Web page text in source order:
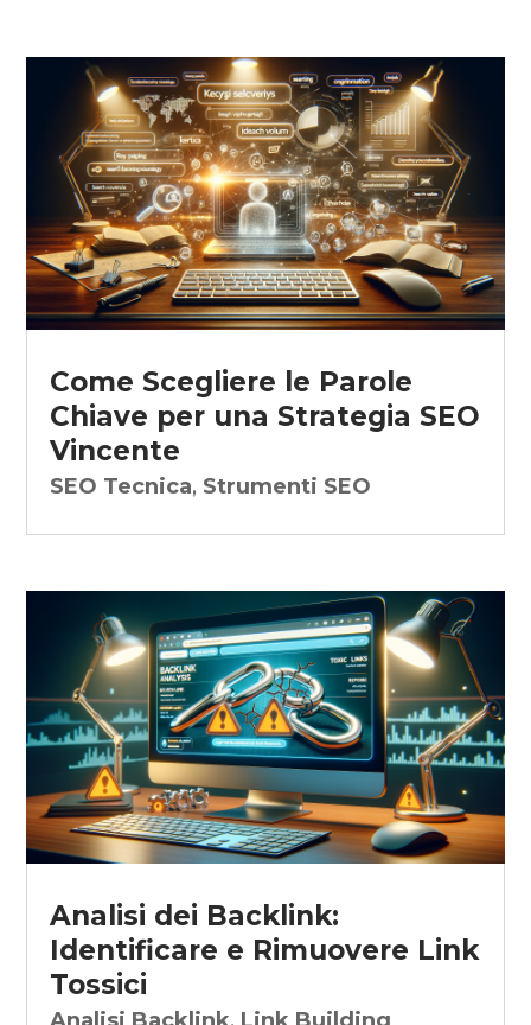
Come Scegliere le Parole
Chiave per una Strategia SEO
Vincente
SEO Tecnica, Strumenti SEO
Analisi dei Backlink:
Identificare e Rimuovere Link
Tossici